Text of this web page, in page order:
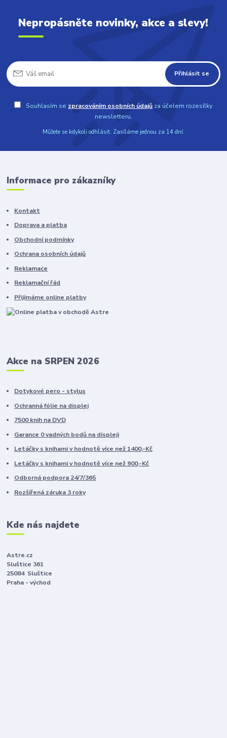
Nepropásněte novinky, akce a slevy!
Přihlásit se
Souhlasím se zpracováním osobních údajů za účelem rozesílky
newsletteru.
Můžete se kdykoli odhlásit. Zasíláme jednou za 14 dní.
Informace pro zákazníky
Kontakt
Doprava a platba
Obchodní podmínky
Ochrana osobních údajů
Reklamace
Reklamační řád
Přijímáme online platby
Akce na SRPEN 2026
Dotykové pero - stylus
Ochranná fólie na displej
7500 knih na DVD
Garance 0 vadných bodů na displeji
Letáčky s knihami v hodnotě více než 1400,-Kč
Letáčky s knihami v hodnotě více než 900,-Kč
Odborná podpora 24/7/365
Rozšířená záruka 3 roky
Kde nás najdete
Astre.cz
Sluštice 361
25084 Sluštice
Praha - východ